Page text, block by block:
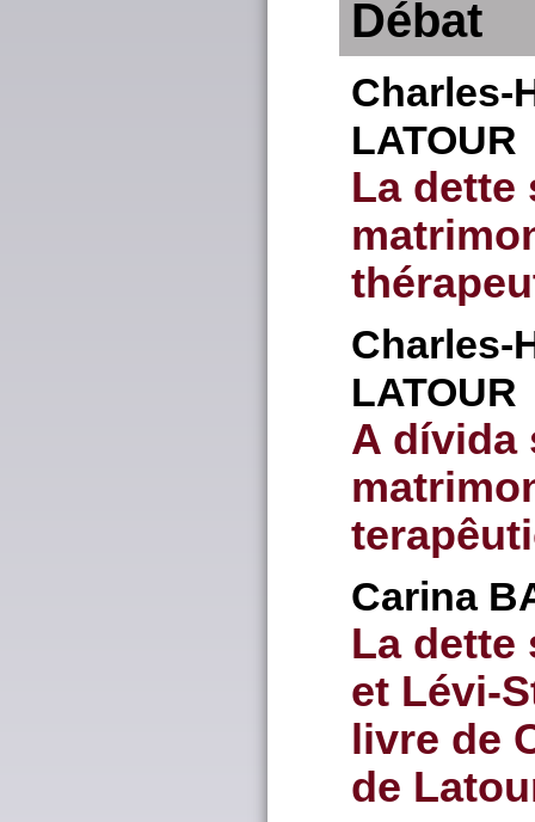
Débat
Charles-
LATOUR
La dette
Charles-
LATOUR
A dívida
Carina
La dette
et Lévi-
livre de
de